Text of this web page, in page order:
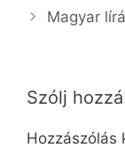
Magyar
Szólj
Hozzászólás